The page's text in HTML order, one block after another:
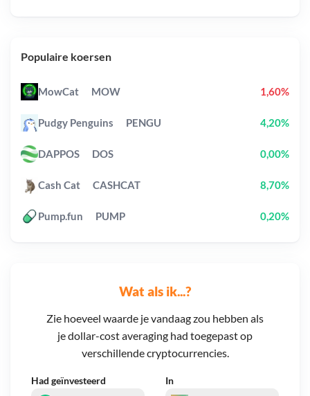
Wat als ik...?
Zie hoeveel waarde je vandaag zou hebben als
je dollar-cost averaging had toegepast op
verschillende cryptocurrencies.
Had geïnvesteerd In
Populaire koersen
MowCat MOW 1,60%
Pudgy Penguins PENGU 4,20%
DAPPOS DOS 0,00%
Cash Cat CASHCAT 8,70%
Pump.fun PUMP 0,20%